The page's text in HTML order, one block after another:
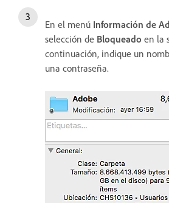
En el menú Información de
selección de Bloqueado en la
continuación, indique un
una contraseña.